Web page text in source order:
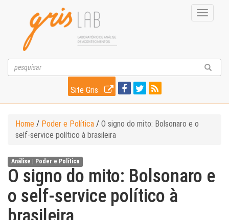
Toggle
Site Gris
Home / Poder e Política / O signo do mito: Bolsonaro e o
self-service político à brasileira
Análise | Poder e Política
O signo do mito: Bolsonaro e
o self-service político à